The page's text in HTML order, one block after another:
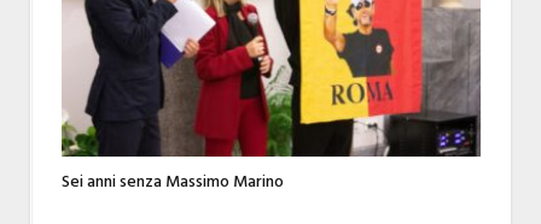
Sei anni senza Massimo Marino